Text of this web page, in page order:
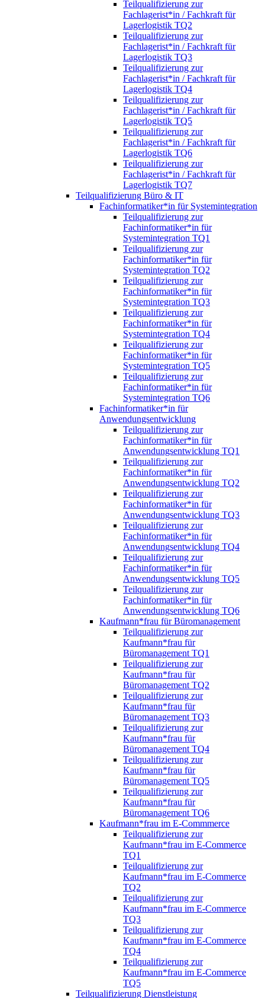
Teilqualifizierung zur
Fachlagerist*in / Fachkraft für
Lagerlogistik TQ2
Teilqualifizierung zur
Fachlagerist*in / Fachkraft für
Lagerlogistik TQ3
Teilqualifizierung zur
Fachlagerist*in / Fachkraft für
Lagerlogistik TQ4
Teilqualifizierung zur
Fachlagerist*in / Fachkraft für
Lagerlogistik TQ5
Teilqualifizierung zur
Fachlagerist*in / Fachkraft für
Lagerlogistik TQ6
Teilqualifizierung zur
Fachlagerist*in / Fachkraft für
Lagerlogistik TQ7
Teilqualifizierung Büro & IT
Fachinformatiker*in für Systemintegration
Teilqualifizierung zur
Fachinformatiker*in für
Systemintegration TQ1
Teilqualifizierung zur
Fachinformatiker*in für
Systemintegration TQ2
Teilqualifizierung zur
Fachinformatiker*in für
Systemintegration TQ3
Teilqualifizierung zur
Fachinformatiker*in für
Systemintegration TQ4
Teilqualifizierung zur
Fachinformatiker*in für
Systemintegration TQ5
Teilqualifizierung zur
Fachinformatiker*in für
Systemintegration TQ6
Fachinformatiker*in für
Anwendungsentwicklung
Teilqualifizierung zur
Fachinformatiker*in für
Anwendungsentwicklung TQ1
Teilqualifizierung zur
Fachinformatiker*in für
Anwendungsentwicklung TQ2
Teilqualifizierung zur
Fachinformatiker*in für
Anwendungsentwicklung TQ3
Teilqualifizierung zur
Fachinformatiker*in für
Anwendungsentwicklung TQ4
Teilqualifizierung zur
Fachinformatiker*in für
Anwendungsentwicklung TQ5
Teilqualifizierung zur
Fachinformatiker*in für
Anwendungsentwicklung TQ6
Kaufmann*frau für Büromanagement
Teilqualifizierung zur
Kaufmann*frau für
Büromanagement TQ1
Teilqualifizierung zur
Kaufmann*frau für
Büromanagement TQ2
Teilqualifizierung zur
Kaufmann*frau für
Büromanagement TQ3
Teilqualifizierung zur
Kaufmann*frau für
Büromanagement TQ4
Teilqualifizierung zur
Kaufmann*frau für
Büromanagement TQ5
Teilqualifizierung zur
Kaufmann*frau für
Büromanagement TQ6
Kaufmann*frau im E-Commmerce
Teilqualifizierung zur
Kaufmann*frau im E-Commerce
TQ1
Teilqualifizierung zur
Kaufmann*frau im E-Commerce
TQ2
Teilqualifizierung zur
Kaufmann*frau im E-Commerce
TQ3
Teilqualifizierung zur
Kaufmann*frau im E-Commerce
TQ4
Teilqualifizierung zur
Kaufmann*frau im E-Commerce
TQ5
Teilqualifizierung Dienstleistung